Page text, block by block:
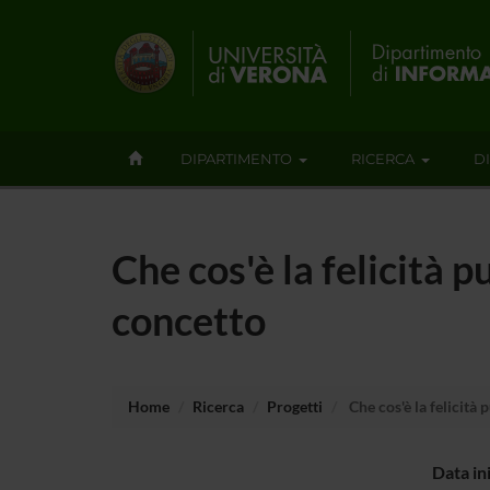
DIPARTIMENTO RICERCA
Che cos'è la felicità
concetto
Home Ricerca Progetti Che cos'è la felicità
Data